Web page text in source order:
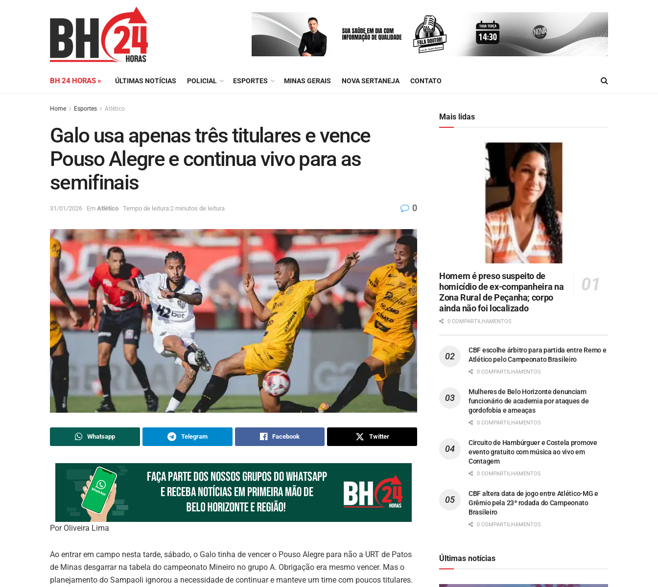
BH 24 HORAS » ÚLTIMAS NOTÍCIAS POLICIAL ESPORTES MINAS GERAIS NOVA SERTANEJA CONTATO
Home Esportes Atlético
Galo usa apenas três titulares e vence
Pouso Alegre e continua vivo para as
semifinais
31/01/2026 Em Atlético Tempo de leitura:2 minutos de leitura 0
Whatsapp Telegram Facebook Twitter
Por Oliveira Lima
Ao entrar em campo nesta tarde, sábado, o Galo tinha de vencer o Pouso Alegre para não a URT de Patos
de Minas desgarrar na tabela do campeonato Mineiro no grupo A. Obrigação era mesmo vencer. Mas o
planejamento do Sampaoli ignorou a necessidade de continuar e manteve um time com poucos titulares.
Mais lidas
Homem é preso suspeito de
homicídio de ex-companheira na
Zona Rural de Peçanha; corpo
ainda não foi localizado
0 COMPARTILHAMENTOS
CBF escolhe árbitro para partida entre Remo e
Atlético pelo Campeonato Brasileiro
0 COMPARTILHAMENTOS
Mulheres de Belo Horizonte denunciam
funcionário de academia por ataques de
gordofobia e ameaças
0 COMPARTILHAMENTOS
Circuito de Hambúrguer e Costela promove
evento gratuito com música ao vivo em
Contagem
0 COMPARTILHAMENTOS
CBF altera data de jogo entre Atlético-MG e
Grêmio pela 23ª rodada do Campeonato
Brasileiro
0 COMPARTILHAMENTOS
Últimas notícias